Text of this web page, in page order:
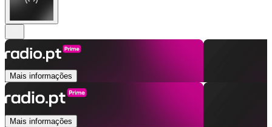
Mais informações
Mais informações